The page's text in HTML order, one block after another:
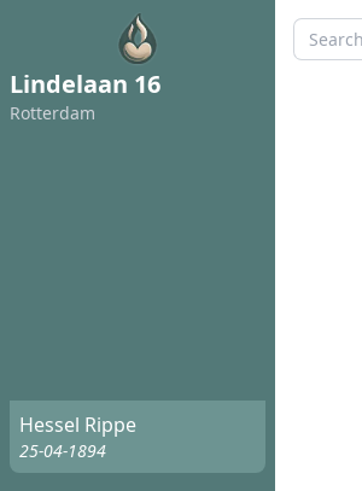
Lindelaan 16
Rotterdam
Hessel Rippe
25-04-1894